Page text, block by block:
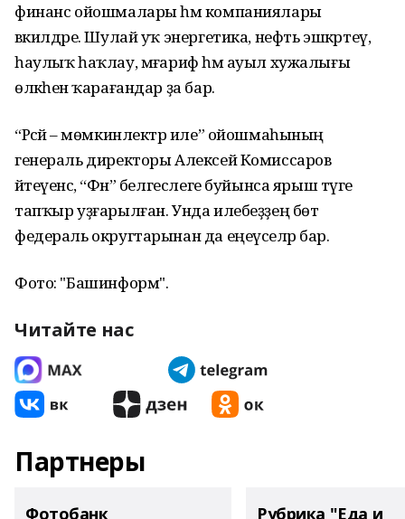
финанс ойошмалары һәм компаниялары
вәкилдәре. Шулай уҡ энергетика, нефть эшкәртеү,
һаулыҡ һаҡлау, мәғариф һәм ауыл хужалығы
өлкәһенә ҡарағандар ҙа бар.
“Рәсәй – мөмкинлектәр иле” ойошмаһының
генераль директоры Алексей Комиссаров
әйтеүенсә, “Фән” белгеслеге буйынса ярыш тәүге
тапҡыр уҙғарылған. Унда илебеҙҙең бөтә
федераль округтарынан да еңеүселәр бар.
Фото: "Башинформ".
Читайте нас
Партнеры
Фотобанк Рубрика "Еда и